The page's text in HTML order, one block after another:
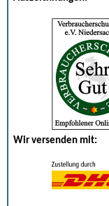
Wir versenden mit: